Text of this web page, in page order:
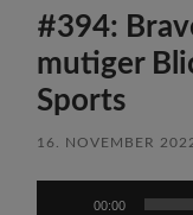
#394:
mutiger
Sports
16. NOVEMBER
00:00